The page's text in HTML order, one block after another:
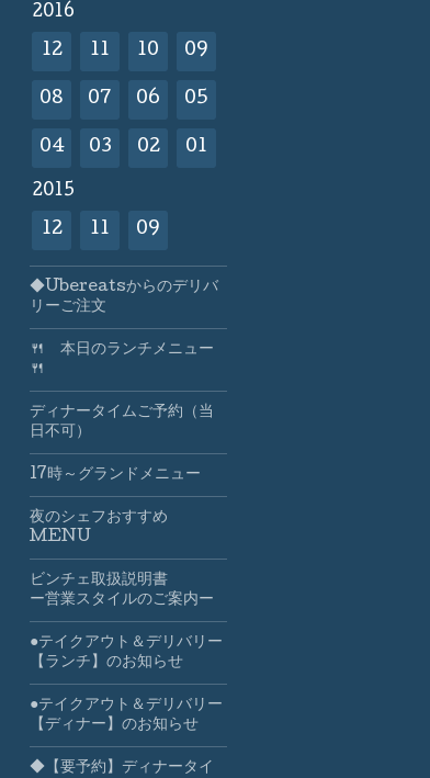
2016
12 11 10 09
08 07 06 05
04 03 02 01
2015
12 11 09
◆Ubereatsからのデリバ
リーご注文
🍴 本日のランチメニュー
🍴
ディナータイムご予約（当
日不可）
17時～グランドメニュー
夜のシェフおすすめ
MENU
ビンチェ取扱説明書
ー営業スタイルのご案内ー
●テイクアウト＆デリバリー
【ランチ】のお知らせ
●テイクアウト＆デリバリー
【ディナー】のお知らせ
◆【要予約】ディナータイ